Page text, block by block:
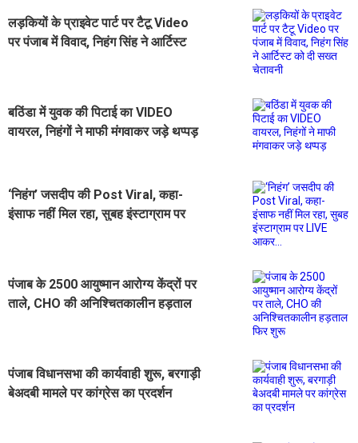
लड़कियों के प्राइवेट पार्ट पर टैटू Video
पर पंजाब में विवाद, निहंग सिंह ने आर्टिस्ट
बठिंडा में युवक की पिटाई का VIDEO
वायरल, निहंगों ने माफी मंगवाकर जड़े थप्पड़
‘निहंग’ जसदीप की Post Viral, कहा-
इंसाफ नहीं मिल रहा, सुबह इंस्टाग्राम पर
पंजाब के 2500 आयुष्मान आरोग्य केंद्रों पर
ताले, CHO की अनिश्चितकालीन हड़ताल
पंजाब विधानसभा की कार्यवाही शुरू, बरगाड़ी
बेअदबी मामले पर कांग्रेस का प्रदर्शन